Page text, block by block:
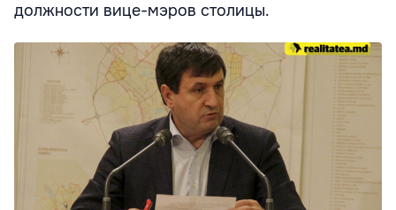
должности вице-мэров столицы.